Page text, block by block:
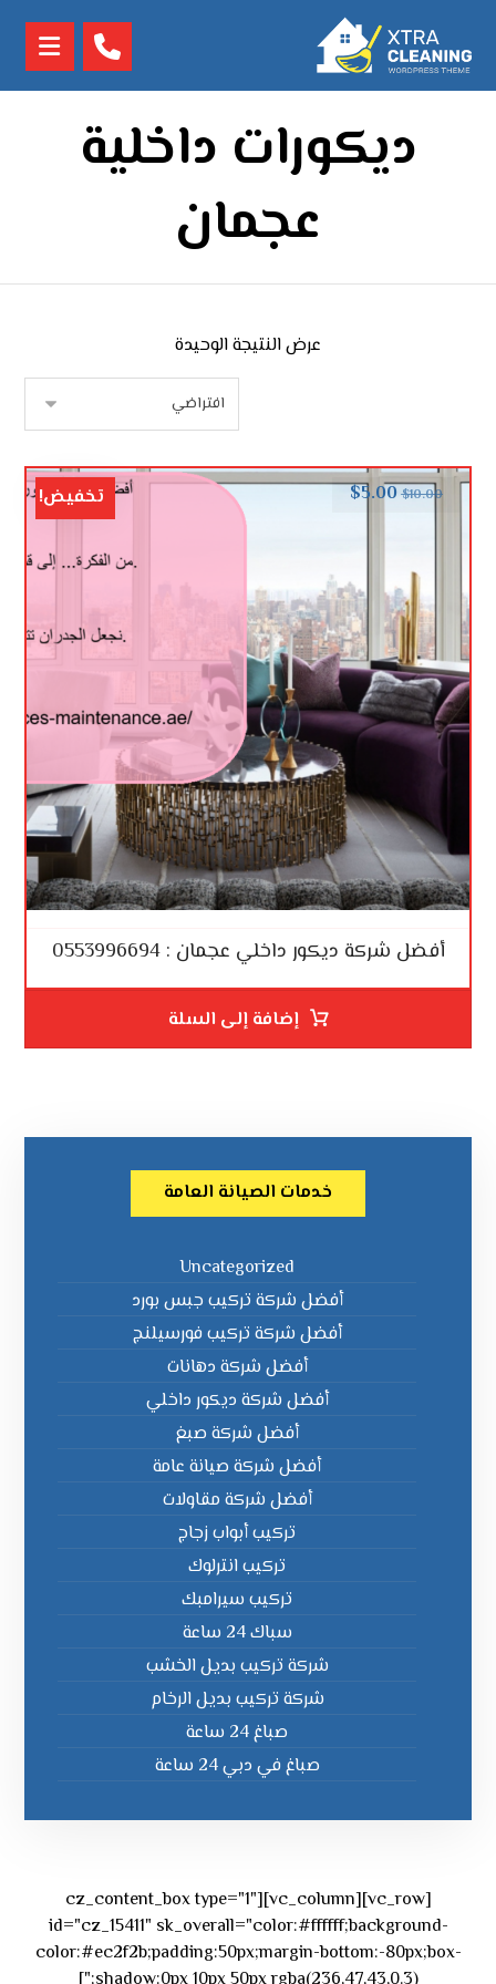
ديكورات داخلية
عجمان
عرض النتيجة الوحيدة
أفضل شركة ديكور داخلي عجمان : 0553996694
$10.00
$5.00 تخفيض!
إضافة إلى السلة
خدمات الصيانة العامة
Uncategorized
أفضل شركة تركيب جبس بورد
أفضل شركة تركيب فورسيلنج
أفضل شركة دهانات
أفضل شركة ديكور داخلي
أفضل شركة صبغ
أفضل شركة صيانة عامة
أفضل شركة مقاولات
تركيب أبواب زجاج
تركيب انترلوك
تركيب سيرامبك
سباك 24 ساعة
شركة تركيب بديل الخشب
شركة تركيب بديل الرخام
صباغ 24 ساعة
صباغ في دبي 24 ساعة
[vc_row][vc_column][cz_content_box type="1"
id="cz_15411" sk_overall="color:#ffffff;background-
color:#ec2f2b;padding:50px;margin-bottom:-80px;box-